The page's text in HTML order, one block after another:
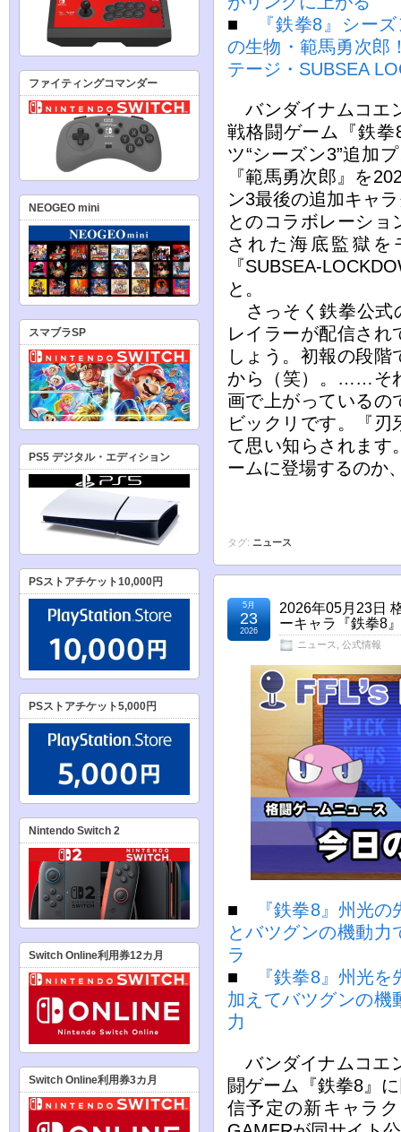
■
『鉄拳8』シー
の生物・範馬勇次郎
テージ・SUBSEA
バンダイナムコエ
戦格闘ゲーム『鉄
ツ“シーズン3”追加
『範馬勇次郎』を
ン3最後の追加キャ
とのコラボレーシ
された海底監獄
『SUBSEA-
と。
さっそく鉄拳公式
レイラーが配信さ
しょう。初報の段
から（笑）。……そ
画で上がっているの
ビックリです。『
て思い知らされます
ームに登場するのか
タグ: ニュース
2026年05月23日
ーキャラ『鉄拳8
ニュース 公式情報
5月
23
2026
■
『鉄拳8』州光
とバツグンの機動
ラ
■
『鉄拳8』州光
加えてバツグンの機
力
バンダイナムコエ
闘ゲーム『鉄拳8』
信予定の新キャラ
ファイティングコマンダー
NEOGEO mini
スマブラSP
PS5 デジタル・エディション
PSストアチケット10,000円
PSストアチケット5,000円
Nintendo Switch 2
Switch Online利用券12カ月
Switch Online利用券3カ月